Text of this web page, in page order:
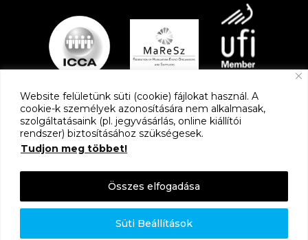
Website felületünk süti (cookie) fájlokat használ. A
cookie-k személyek azonosítására nem alkalmasak,
szolgáltatásaink (pl. jegyvásárlás, online kiállítói
rendszer) biztosításához szükségesek.
Tudjon meg többet!
Süti Beállítások
Összes elfogadása
PARTNEREK